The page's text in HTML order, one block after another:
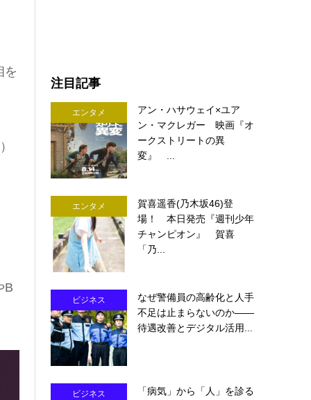
を
B
注目記事
エンタメ
アン・ハサウェイ×ユア
ン・マクレガー 映画『オ
ークストリートの異
変』 ...
エンタメ
賀喜遥香(乃木坂46)登
場！ 本日発売『週刊少年
チャンピオン』 賀喜
「乃...
ビジネス
なぜ警備員の高齢化と人手
不足は止まらないのか――
待遇改善とデジタル活用...
ビジネス
「病気」から「人」を診る